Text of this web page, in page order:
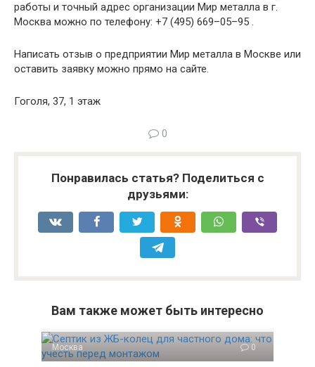
работы и точный адрес организации Мир металла в г.
Москва можно по телефону: +7 (495) 669–05–95 .
Написать отзыв о предприятии Мир металла в Москве или
оставить заявку можно прямо на сайте.
Гоголя, 37, 1 этаж
0
Понравилась статья? Поделиться с
друзьями:
Вам также может быть интересно
Москва 0